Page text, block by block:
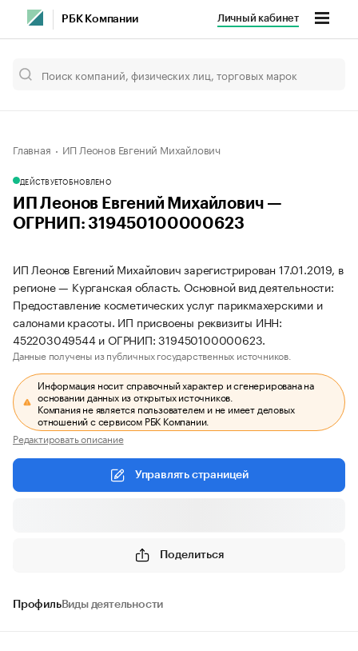
РБК Компании Личный кабинет
Главная ИП Леонов Евгений Михайлович
ДЕЙСТВУЕТОБНОВЛЕНО
ИП Леонов Евгений Михайлович —
ОГРНИП: 319450100000623
ИП Леонов Евгений Михайлович зарегистрирован 17.01.2019, в
регионе — Курганская область. Основной вид деятельности:
Предоставление косметических услуг парикмахерскими и
салонами красоты. ИП присвоены реквизиты ИНН:
452203049544 и ОГРНИП: 319450100000623.
Данные получены из публичных государственных источников.
Информация носит справочный характер и сгенерирована на
основании данных из открытых источников.
Компания не является пользователем и не имеет деловых
отношений с сервисом РБК Компании.
Редактировать описание
Управлять страницей
Поделиться
ПрофильВиды деятельности